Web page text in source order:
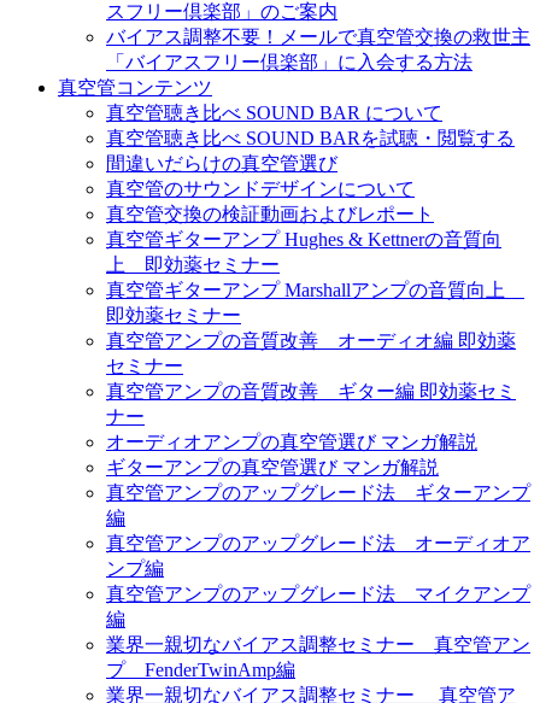
スフリー倶楽部」のご案内
バイアス調整不要！メールで真空管交換の救世主
「バイアスフリー倶楽部」に入会する方法
真空管コンテンツ
真空管聴き比べ SOUND BAR について
真空管聴き比べ SOUND BARを試聴・閲覧する
間違いだらけの真空管選び
真空管のサウンドデザインについて
真空管交換の検証動画およびレポート
真空管ギターアンプ Hughes & Kettnerの音質向
上 即効薬セミナー
真空管ギターアンプ Marshallアンプの音質向上
即効薬セミナー
真空管アンプの音質改善 オーディオ編 即効薬
セミナー
真空管アンプの音質改善 ギター編 即効薬セミ
ナー
オーディオアンプの真空管選び マンガ解説
ギターアンプの真空管選び マンガ解説
真空管アンプのアップグレード法 ギターアンプ
編
真空管アンプのアップグレード法 オーディオア
ンプ編
真空管アンプのアップグレード法 マイクアンプ
編
業界一親切なバイアス調整セミナー 真空管アン
プ FenderTwinAmp編
業界一親切なバイアス調整セミナー 真空管ア